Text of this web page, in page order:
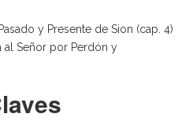
y Presente de Sion (cap. 4)
al Señor por Perdón y